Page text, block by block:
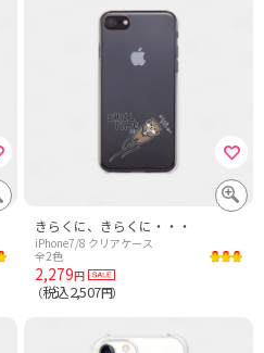
きらくに、きらくに・・・
iPhone7/8 クリアケース
全2色
2,279円
（税込2,507円）